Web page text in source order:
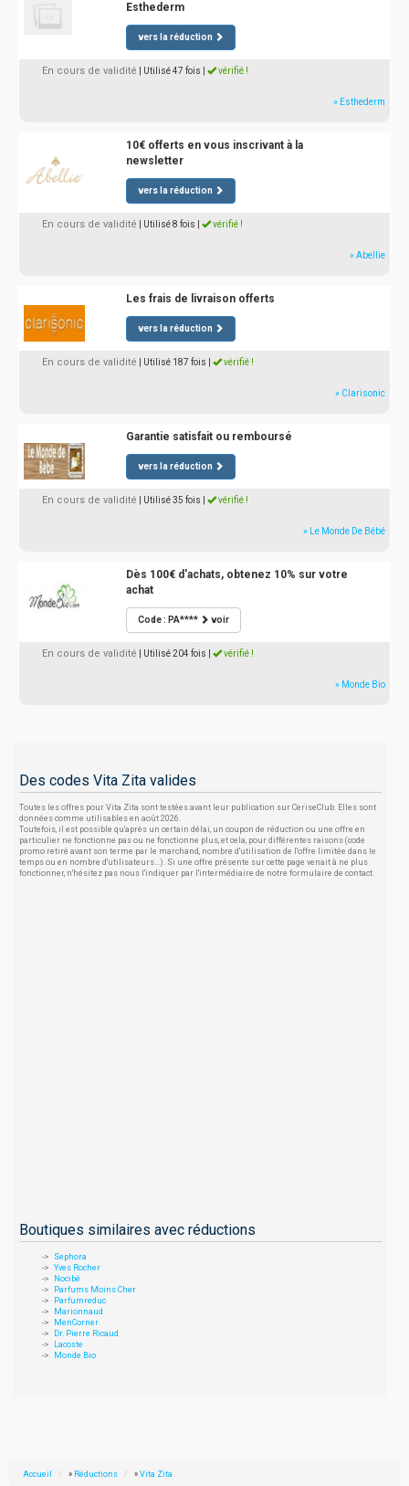
Esthederm
vers la réduction
En cours de validité | Utilisé 47 fois vérifié !
» Esthederm
10€ offerts en vous inscrivant à la
newsletter
vers la réduction
En cours de validité | Utilisé 8 fois vérifié !
» Abellie
Les frais de livraison offerts
vers la réduction
En cours de validité | Utilisé 187 fois vérifié !
» Clarisonic
Garantie satisfait ou remboursé
vers la réduction
En cours de validité | Utilisé 35 fois vérifié !
» Le Monde De Bébé
Dès 100€ d'achats, obtenez 10% sur votre
achat
Code : PA**** voir
En cours de validité | Utilisé 204 fois vérifié !
» Monde Bio
Des codes Vita Zita valides
Toutes les offres pour Vita Zita sont testées avant leur publication sur CeriseClub. Elles sont
données comme utilisables en août 2026.
Toutefois, il est possible qu'après un certain délai, un coupon de réduction ou une offre en
particulier ne fonctionne pas ou ne fonctionne plus, et cela, pour différentes raisons (code
promo retiré avant son terme par le marchand, nombre d'utilisation de l'offre limitée dans le
temps ou en nombre d'utilisateurs...). Si une offre présente sur cette page venait à ne plus
fonctionner, n'hésitez pas nous l'indiquer par l'intermédiaire de notre formulaire de contact.
Boutiques similaires avec réductions
Sephora
Yves Rocher
Nocibé
Parfums Moins Cher
Parfumreduc
Marionnaud
MenCorner
Dr. Pierre Ricaud
Lacoste
Monde Bio
Accueil » Réductions » Vita Zita